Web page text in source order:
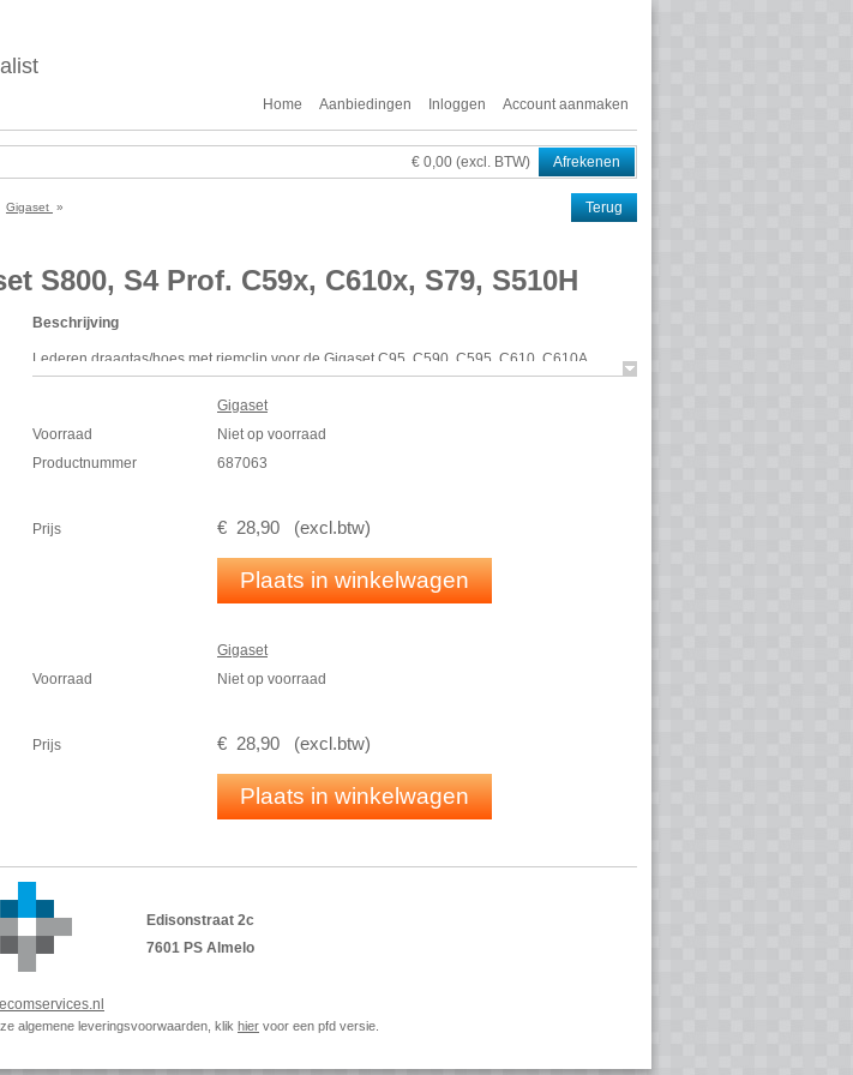
Home Aanbiedingen Inloggen Account aanmaken
€ 0,00 (excl. BTW) Afrekenen
Gigaset » Terug
S800, S4 Prof. C59x, C610x, S79, S510H
Beschrijving
Lederen draagtas/hoes met riemclip voor de Gigaset C95, C590, C595, C610, C610A,
C610H, S510H, S79, S790, S795, S800, S4 Prof.
Gigaset
Voorraad
Niet op voorraad
Productnummer
687063
Prijs € 28,90 (excl.btw)
Plaats in winkelwagen
Gigaset
Voorraad
Niet op voorraad
Prijs € 28,90 (excl.btw)
Plaats in winkelwagen
Edisonstraat 2c
7601 PS Almelo
algemene leveringsvoorwaarden, klik hier voor een pfd versie.